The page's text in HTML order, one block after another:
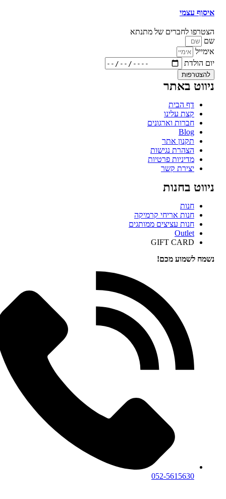
איסוף עצמי
הצטרפו לחברים של מתנתא
שם
אימייל
יום הולדת
להצטרפות
ניווט באתר
דף הבית
קצת עלינו
חברות וארגונים
Blog
תקנון אתר
הצהרת נגישות
מדיניות פרטיות
יצירת קשר
ניווט בחנות
חנות
חנות אריחי קרמיקה
חנות עציצים ממותגים
Outlet
GIFT CARD
נשמח לשמוע מכם!
052-5615630